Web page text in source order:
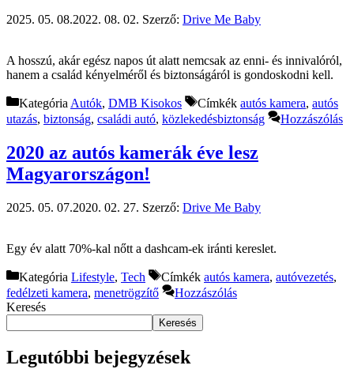
2025. 05. 08.2022. 08. 02. Szerző: Drive Me Baby
A hosszú, akár egész napos út alatt nemcsak az enni- és innivalóról,
hanem a család kényelméről és biztonságáról is gondoskodni kell.
KategóriaAutók, DMB Kisokos Címkék autós kamera, autós
utazás, biztonság, családi autó, közlekedésbiztonság Hozzászólás
2020 az autós kamerák éve lesz
Magyarországon!
2025. 05. 07.2020. 02. 27. Szerző: Drive Me Baby
Egy év alatt 70%-kal nőtt a dashcam-ek iránti kereslet.
Kategória Lifestyle, Tech Címkék autós kamera, autóvezetés,
fedélzeti kamera, menetrögzítő
Hozzászólás
Keresés
Keresés
Legutóbbi bejegyzések